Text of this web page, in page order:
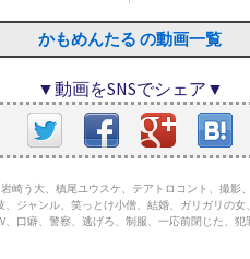
かもめんたる の動画一覧
▼動画をSNSでシェア▼
崎う大、槙尾ユウスケ、テアトロコント、撮
ジャンル、笑っとけ小僧、結婚、ガリガリの
口癖、警察、逃げろ、制服、一応前閉じた、